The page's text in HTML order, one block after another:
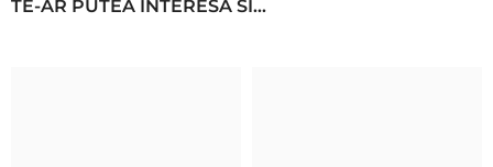
TE-AR PUTEA INTERESA SI...